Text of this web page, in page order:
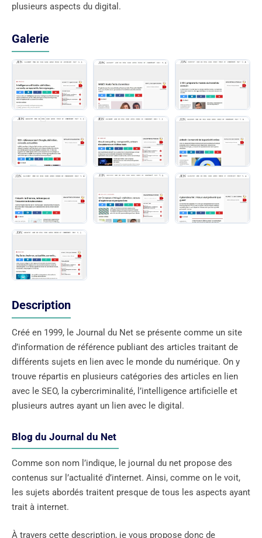
plusieurs aspects du digital.
Galerie
Description
Créé en 1999, le Journal du Net se présente comme un site
d’information de référence publiant des articles traitant de
différents sujets en lien avec le monde du numérique. On y
trouve répartis en plusieurs catégories des articles en lien
avec le SEO, la cybercriminalité, l’intelligence artificielle et
plusieurs autres ayant un lien avec le digital.
Blog du Journal du Net
Comme son nom l’indique, le journal du net propose des
contenus sur l’actualité d’internet. Ainsi, comme on le voit,
les sujets abordés traitent presque de tous les aspects ayant
trait à internet.
À travers cette description, je vous propose donc de